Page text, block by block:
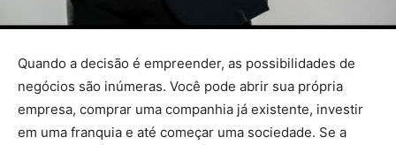
Quando a decisão é empreender, as possibilidades de
negócios são inúmeras. Você pode abrir sua própria
empresa, comprar uma companhia já existente, investir
em uma franquia e até começar uma sociedade. Se a